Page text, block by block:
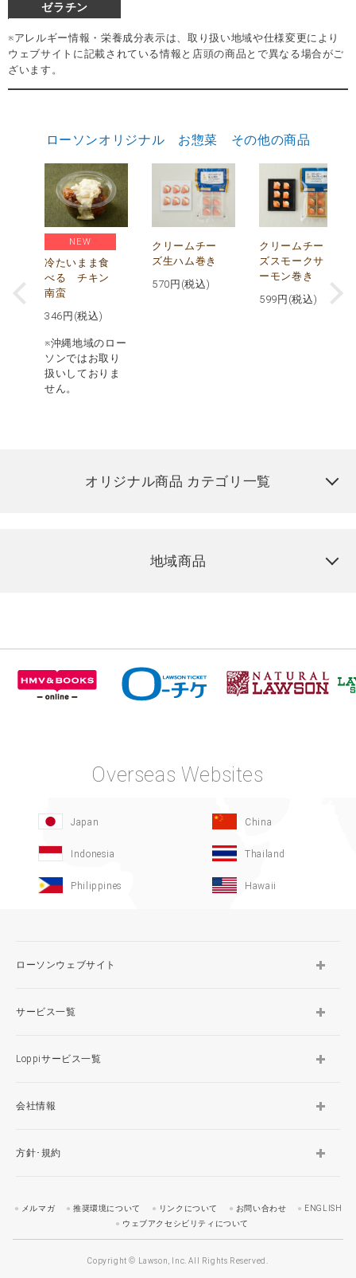
ゼラチン
※アレルギー情報・栄養成分表示は、取り扱い地域や仕様変更により
ウェブサイトに記載されている情報と店頭の商品とで異なる場合がご
ざいます。
ローソンオリジナル お惣菜 その他の商品
NEW
冷たいまま食
べる チキン
南蛮
346 円(税込)
※沖縄地域のロー
ソンではお取り
扱いしておりま
せん。
クリームチー
ズ生ハム巻き
570 円(税込)
クリームチー
ズスモークサ
ーモン巻き
599 円(税込)
オリジナル商品 カテゴリ一覧
地域商品
Overseas Websites
Japan China
Indonesia Thailand
Philippines Hawaii
ローソンウェブサイト
サービス一覧
Loppiサービス一覧
会社情報
方針･規約
メルマガ 推奨環境について リンクについて お問い合わせ
ENGLISH
ウェブアクセシビリティについて
Copyright © Lawson, Inc. All Rights Reserved.